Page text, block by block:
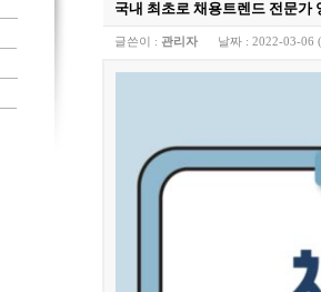
국내 최초로 채용트렌드 전문가
글쓴이 : 관리자 날짜 : 2022-03-06